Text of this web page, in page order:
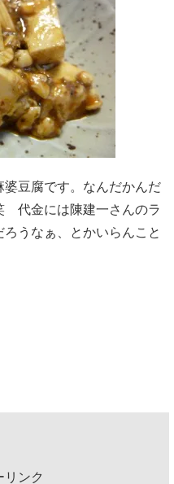
豆腐です。なんだかんだ
代金には陳建一さんのラ
うなぁ、とかいらんこと
リンク